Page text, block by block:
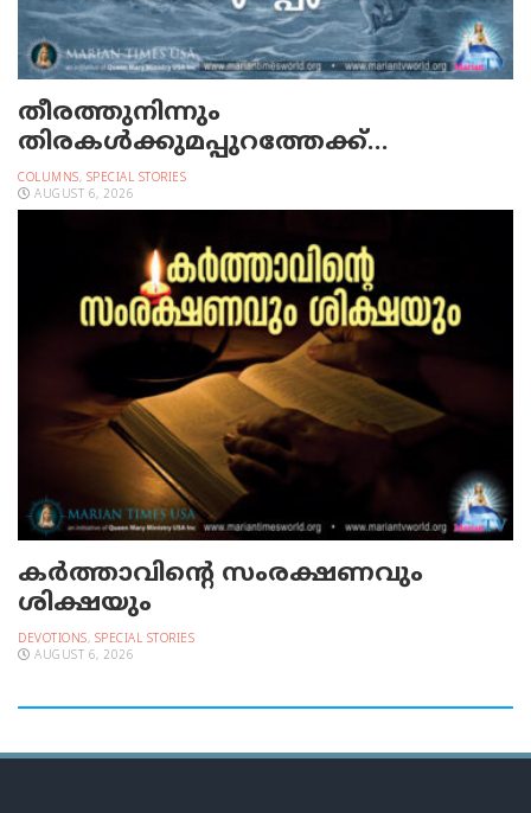
തീരത്തുനിന്നും
തിരകള്‍ക്കുമപ്പുറത്തേക്ക്…
COLUMNS, SPECIAL STORIES
AUGUST 6, 2026
കർത്താവിന്റെ സംരക്ഷണവും
ശിക്ഷയും
DEVOTIONS, SPECIAL STORIES
AUGUST 6, 2026